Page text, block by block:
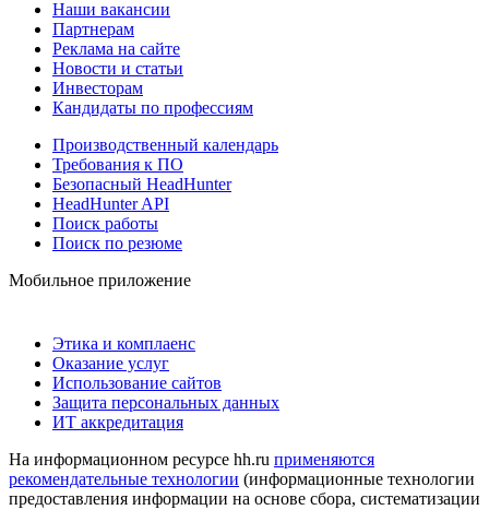
Наши вакансии
Партнерам
Реклама на сайте
Новости и статьи
Инвесторам
Кандидаты по профессиям
Производственный календарь
Требования к ПО
Безопасный HeadHunter
HeadHunter API
Поиск работы
Поиск по резюме
Мобильное приложение
Этика и комплаенс
Оказание услуг
Использование сайтов
Защита персональных данных
ИТ аккредитация
На информационном ресурсе hh.ru применяются
рекомендательные технологии (информационные технологии
предоставления информации на основе сбора, систематизации